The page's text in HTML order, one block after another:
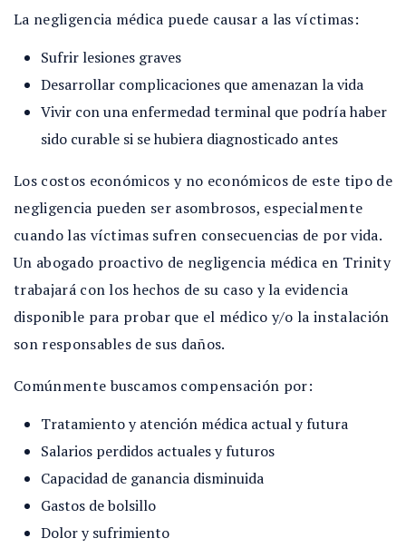
La negligencia médica puede causar a las víctimas:
Sufrir lesiones graves
Desarrollar complicaciones que amenazan la vida
Vivir con una enfermedad terminal que podría haber
sido curable si se hubiera diagnosticado antes
Los costos económicos y no económicos de este tipo de
negligencia pueden ser asombrosos, especialmente
cuando las víctimas sufren consecuencias de por vida.
Un abogado proactivo de negligencia médica en Trinity
trabajará con los hechos de su caso y la evidencia
disponible para probar que el médico y/o la instalación
son responsables de sus daños.
Comúnmente buscamos compensación por:
Tratamiento y atención médica actual y futura
Salarios perdidos actuales y futuros
Capacidad de ganancia disminuida
Gastos de bolsillo
Dolor y sufrimiento